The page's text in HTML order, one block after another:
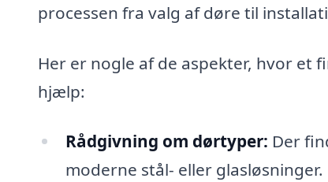
processen fra valg af døre til
Her er nogle af de aspekter, hvor et
hjælp:
Rådgivning om dørtyper: Der
moderne stål- eller